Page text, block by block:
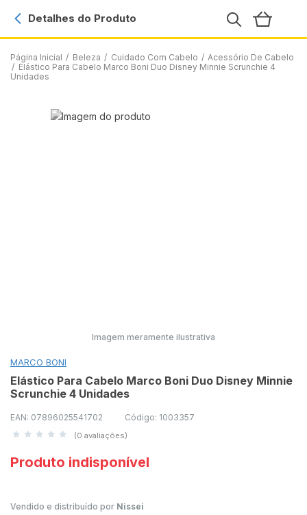
Página Inicial / Beleza / Cuidado Com Cabelo / Acessório De Cabelo
/ Elástico Para Cabelo Marco Boni Duo Disney Minnie Scrunchie 4
Unidades
Detalhes do Produto
Imagem meramente ilustrativa
MARCO BONI
Elástico Para Cabelo Marco Boni Duo Disney Minnie
Scrunchie 4 Unidades
EAN: 07896025541702 Código: 1003357
(0 avaliações)
Produto indisponível
Vendido e distribuído por Nissei